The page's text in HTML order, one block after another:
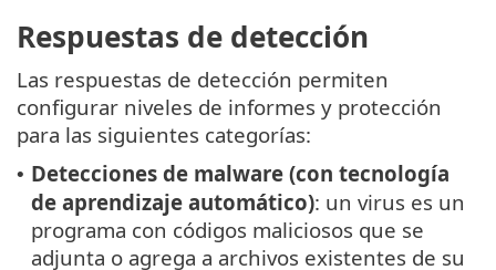
Respuestas de detección
Las respuestas de detección permiten
configurar niveles de informes y protección
para las siguientes categorías:
• Detecciones de malware (con tecnología
de aprendizaje automático): un virus es un
programa con códigos maliciosos que se
adjunta o agrega a archivos existentes de su